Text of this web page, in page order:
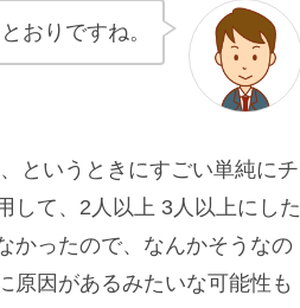
おりですね。
というときにすごい単純にチ
して、2人以上 3人以上にした
かったので、なんかそうなの
原因があるみたいな可能性も